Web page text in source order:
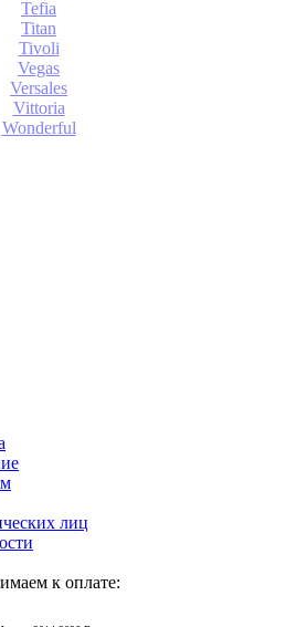
Tefia
Titan
Tivoli
Vegas
Versales
Vittoria
Wonderful
лиц
к оплате: